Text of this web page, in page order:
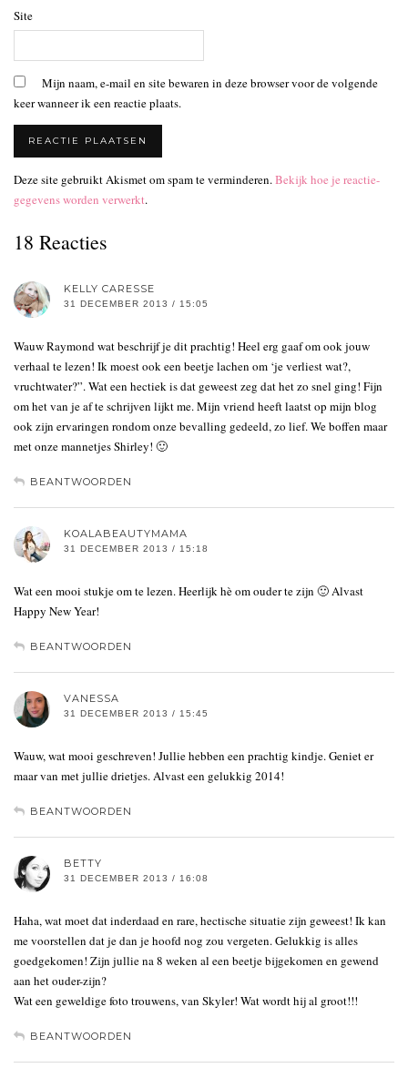
Site
Mijn naam, e-mail en site bewaren in deze browser voor de volgende
keer wanneer ik een reactie plaats.
Deze site gebruikt Akismet om spam te verminderen.Bekijk hoe je reactie-
gegevens worden verwerkt.
18 Reacties
KELLY CARESSE
31 DECEMBER 2013 / 15:05
Wauw Raymond wat beschrijf je dit prachtig! Heel erg gaaf om ook jouw
verhaal te lezen! Ik moest ook een beetje lachen om ‘je verliest wat?,
vruchtwater?”. Wat een hectiek is dat geweest zeg dat het zo snel ging! Fijn
om het van je af te schrijven lijkt me. Mijn vriend heeft laatst op mijn blog
ook zijn ervaringen rondom onze bevalling gedeeld, zo lief. We boffen maar
met onze mannetjes Shirley! 🙂
BEANTWOORDEN
KOALABEAUTYMAMA
31 DECEMBER 2013 / 15:18
Wat een mooi stukje om te lezen. Heerlijk hè om ouder te zijn 🙂 Alvast
Happy New Year!
BEANTWOORDEN
VANESSA
31 DECEMBER 2013 / 15:45
Wauw, wat mooi geschreven! Jullie hebben een prachtig kindje. Geniet er
maar van met jullie drietjes. Alvast een gelukkig 2014!
BEANTWOORDEN
BETTY
31 DECEMBER 2013 / 16:08
Haha, wat moet dat inderdaad en rare, hectische situatie zijn geweest! Ik kan
me voorstellen dat je dan je hoofd nog zou vergeten. Gelukkig is alles
goedgekomen! Zijn jullie na 8 weken al een beetje bijgekomen en gewend
aan het ouder-zijn?
Wat een geweldige foto trouwens, van Skyler! Wat wordt hij al groot!!!
BEANTWOORDEN